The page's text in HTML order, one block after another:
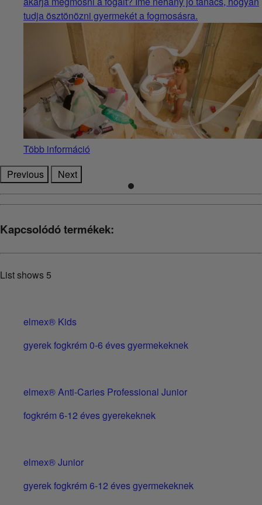
tudja ösztönözni gyermekét a fogmosásra.
Több információ
Previous
Next
Kapcsolódó termékek:
List shows5
elmex® Kids
gyerek fogkrém 0-6 éves gyermekeknek
elmex® Anti-Caries Professional Junior
fogkrém 6-12 éves gyerekeknek
elmex® Junior
gyerek fogkrém 6-12 éves gyermekeknek